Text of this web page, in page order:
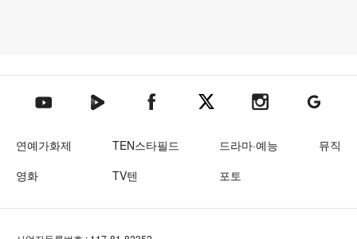
텐아시아 유튜브텐아시아 네이버TV텐아시아 페이스북텐아시아 엑스텐아시아 인스타그램
텐아시아
연예가화제 TEN스타필드 드라마·예능
뮤직
영화
TV텐 포토